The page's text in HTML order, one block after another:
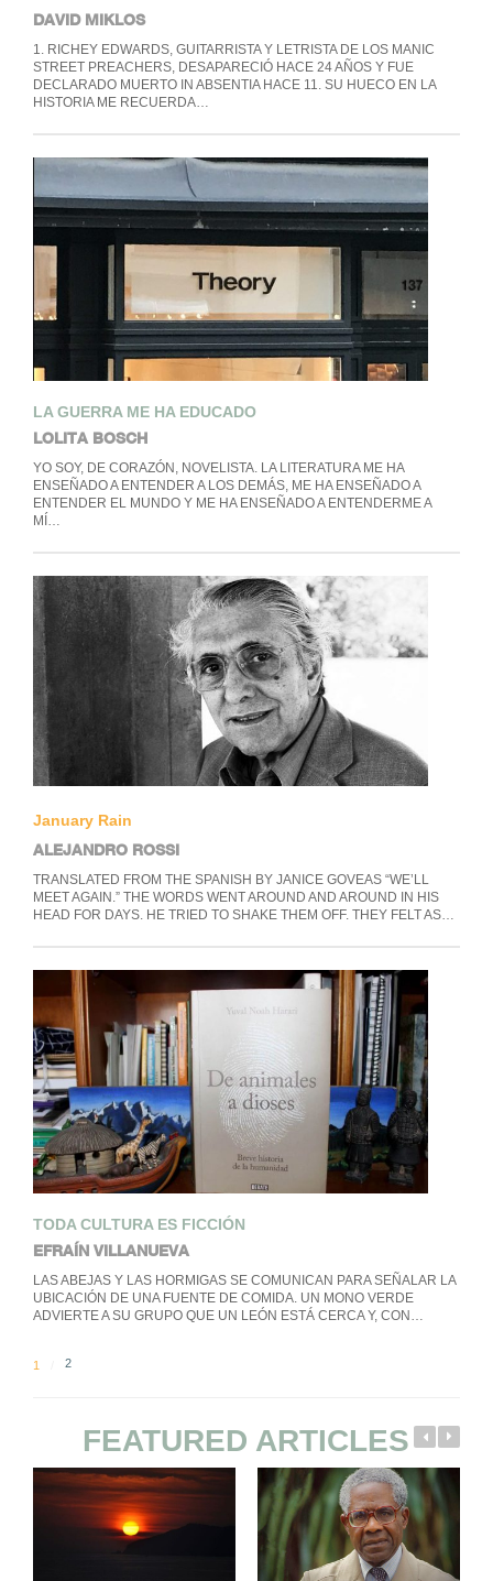
DAVID MIKLOS
1. RICHEY EDWARDS, GUITARRISTA Y LETRISTA DE LOS MANIC
STREET PREACHERS, DESAPARECIÓ HACE 24 AÑOS Y FUE
DECLARADO MUERTO IN ABSENTIA HACE 11. SU HUECO EN LA
HISTORIA ME RECUERDA…
LA GUERRA ME HA EDUCADO
LOLITA BOSCH
YO SOY, DE CORAZÓN, NOVELISTA. LA LITERATURA ME HA
ENSEÑADO A ENTENDER A LOS DEMÁS, ME HA ENSEÑADO A
ENTENDER EL MUNDO Y ME HA ENSEÑADO A ENTENDERME A
MÍ…
January Rain
ALEJANDRO ROSSI
TRANSLATED FROM THE SPANISH BY JANICE GOVEAS “WE’LL
MEET AGAIN.” THE WORDS WENT AROUND AND AROUND IN HIS
HEAD FOR DAYS. HE TRIED TO SHAKE THEM OFF. THEY FELT AS…
TODA CULTURA ES FICCIÓN
EFRAÍN VILLANUEVA
LAS ABEJAS Y LAS HORMIGAS SE COMUNICAN PARA SEÑALAR LA
UBICACIÓN DE UNA FUENTE DE COMIDA. UN MONO VERDE
ADVIERTE A SU GRUPO QUE UN LEÓN ESTÁ CERCA Y, CON…
1 2
FEATURED ARTICLES